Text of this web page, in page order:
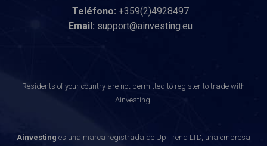
Teléfono: +359(2)4928497
Email: support@ainvesting.eu
Residents of your country are not permitted to register to trade with
Ainvesting.
Ainvesting es una marca registrada de Up Trend LTD, una empresa